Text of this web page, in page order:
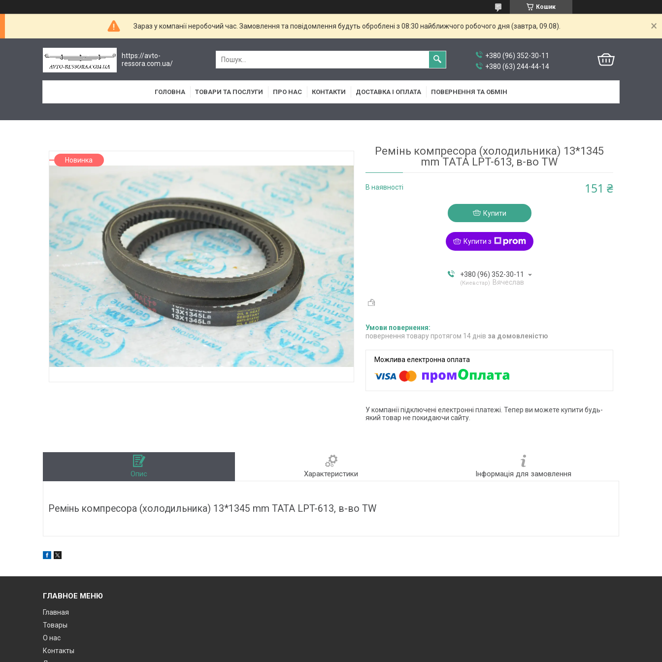
Кошик
Зараз у компанії неробочий час. Замовлення та повідомлення будуть оброблені з 08:30 найближчого робочого дня (завтра, 09.08).
https://avto-
ressora.com.ua/
+380 (96) 352-30-11
+380 (63) 244-44-14
ГОЛОВНА ТОВАРИ ТА ПОСЛУГИ ПРО НАС КОНТАКТИ ДОСТАВКА І ОПЛАТА ПОВЕРНЕННЯ ТА ОБМІН
Новинка
Ремінь компресора (холодильника) 13*1345
mm ТАТА LPT-613, в-во TW
В наявності 151 ₴
Купити
Купити з
+380 (96) 352-30-11
Киевстар Вячеслав
повернення товару протягом 14 днів за домовленістю
У компанії підключені електронні платежі. Тепер ви можете купити будь-
який товар не покидаючи сайту.
Опис Характеристики Інформація для замовлення
Ремінь компресора (холодильника) 13*1345 mm ТАТА LPT-613, в-во TW
ГЛАВНОЕ МЕНЮ
Главная
Товары
О нас
Контакты